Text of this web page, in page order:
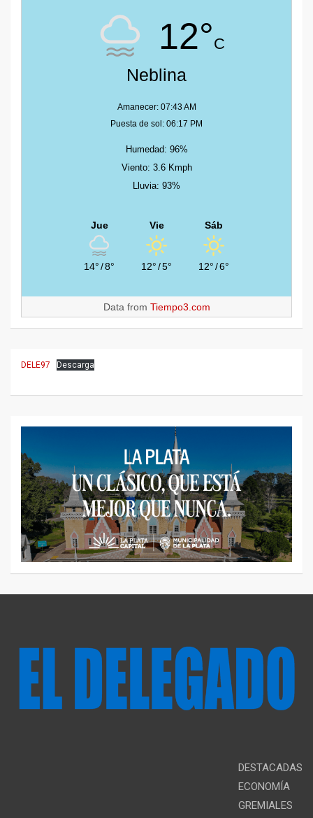
12°C
Neblina
Amanecer: 07:43 AM
Puesta de sol: 06:17 PM
Humedad: 96%
Viento: 3.6 Kmph
Lluvia: 93%
Jue
14°/8°
Vie
12°/5°
Sáb
12°/6°
Data from Tiempo3.com
DELE97 Descarga
DESTACADAS
ECONOMÍA
GREMIALES